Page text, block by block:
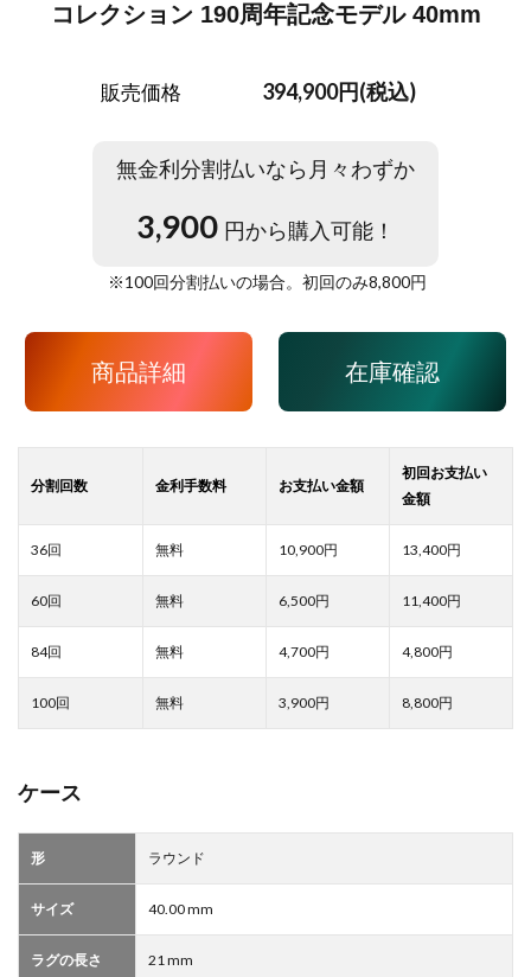
コレクション 190周年記念モデル 40mm
販売価格 394,900円(税込)
無金利分割払いなら月々わずか
3,900 円から購入可能！
※100回分割払いの場合。初回のみ8,800円
商品詳細 在庫確認
10,900 13,400
6,500 11,400
4,700 4,800
3,900 8,800
ケース
形 ラウンド
サイズ 40.00 mm
ラグの長さ 21 mm